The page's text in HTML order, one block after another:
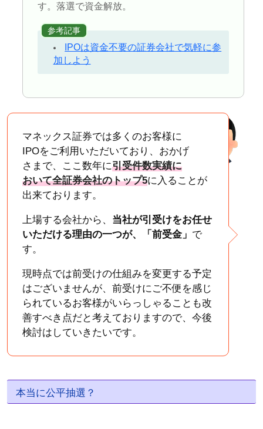
す。落選で資金解放。
参考記事
IPOは資金不要の証券会社で気軽に参
加しよう
マネックス証券では多くのお客様に
IPOをご利用いただいており、おかげ
さまで、ここ数年に引受件数実績に
おいて全証券会社のトップ5に入ることが
出来ております。
上場する会社から、 当社が引受けをお任せ
いただける理由の一つが、「前受金」 で
す。
現時点では前受けの仕組みを変更する予定
はございませんが、前受けにご不便を感じ
られているお客様がいらっしゃることも改
善すべき点だと考えておりますので、今後
検討はしていきたいです。
本当に公平抽選？